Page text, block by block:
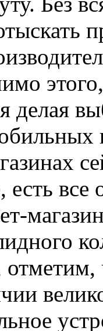
делая
все